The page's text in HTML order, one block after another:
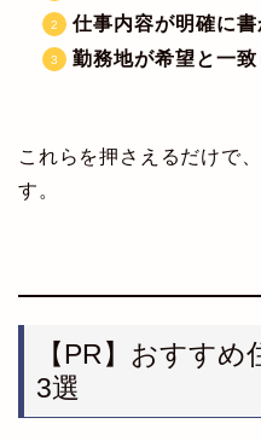
仕事内容が明確に
勤務地が希望と一
これらを押さえるだけで
す。
【PR】おすす
3選